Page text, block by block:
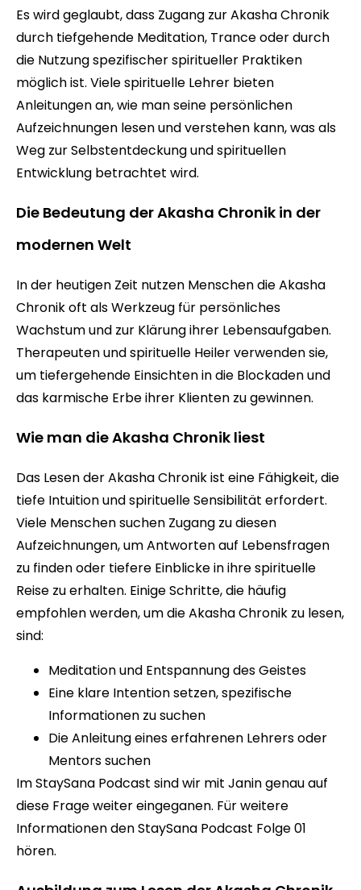
Es wird geglaubt, dass Zugang zur Akasha Chronik
durch tiefgehende Meditation, Trance oder durch
die Nutzung spezifischer spiritueller Praktiken
möglich ist. Viele spirituelle Lehrer bieten
Anleitungen an, wie man seine persönlichen
Aufzeichnungen lesen und verstehen kann, was als
Weg zur Selbstentdeckung und spirituellen
Entwicklung betrachtet wird.
Die Bedeutung der Akasha Chronik in der
modernen Welt
In der heutigen Zeit nutzen Menschen die Akasha
Chronik oft als Werkzeug für persönliches
Wachstum und zur Klärung ihrer Lebensaufgaben.
Therapeuten und spirituelle Heiler verwenden sie,
um tiefergehende Einsichten in die Blockaden und
das karmische Erbe ihrer Klienten zu gewinnen.
Wie man die Akasha Chronik liest
Das Lesen der Akasha Chronik ist eine Fähigkeit, die
tiefe Intuition und spirituelle Sensibilität erfordert.
Viele Menschen suchen Zugang zu diesen
Aufzeichnungen, um Antworten auf Lebensfragen
zu finden oder tiefere Einblicke in ihre spirituelle
Reise zu erhalten. Einige Schritte, die häufig
empfohlen werden, um die Akasha Chronik zu lesen,
sind:
Meditation und Entspannung des Geistes
Eine klare Intention setzen, spezifische
Informationen zu suchen
Die Anleitung eines erfahrenen Lehrers oder
Mentors suchen
ImStaySana Podcast sind wir mit Janin genau auf
diese Frage weiter eingeganen. Für weitere
Informationen den StaySana Podcast Folge 01
hören.